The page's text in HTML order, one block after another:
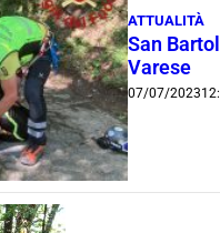
ATTUALITÀ
San
Varese
07/07/2023